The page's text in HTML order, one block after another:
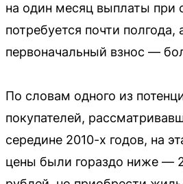
на один месяц выплаты при
потребуется почти полгода,
первоначальный взнос —
По словам одного из
покупателей,
середине 2010-х годов, на
цены были гораздо ниже —